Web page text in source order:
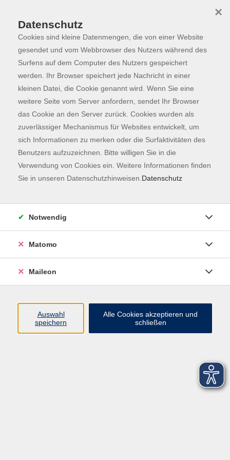
Skip to main content
Programm
Der Kurs konnte nicht gefunden werden.
Kontaktformular
Impressum
AGB
Datenschutzerklärung
Datenschutz
Cookies sind kleine Datenmengen, die von einer Website
gesendet und vom Webbrowser des Nutzers während des
Surfens auf dem Computer des Nutzers gespeichert
werden. Ihr Browser speichert jede Nachricht in einer
kleinen Datei, die Cookie genannt wird. Wenn Sie eine
weitere Seite vom Server anfordern, sendet Ihr Browser
das Cookie an den Server zurück. Cookies wurden als
zuverlässiger Mechanismus für Websites entwickelt, um
sich Informationen zu merken oder die Surfaktivitäten des
Benutzers aufzuzeichnen. Bitte willigen Sie in die
Verwendung von Cookies ein. Weitere Informationen finden
Sie in unseren Datenschutzhinweisen. Datenschutz
×
Notwendig
Matomo
Maileon
Auswahl
speichern
Alle Cookies akzeptieren und
schließen